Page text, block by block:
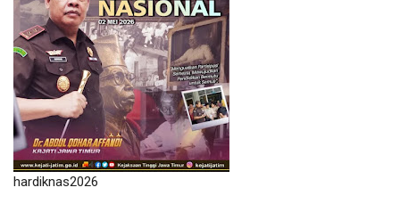
hardiknas2026